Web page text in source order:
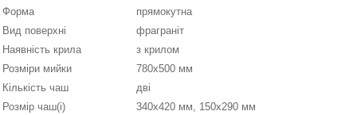
Форма
прямокутна
Вид поверхні
фраграніт
Наявність крила
з крилом
Розміри мийки
780х500 мм
Кількість чаш
дві
Розмір чаш(і)
340x420 мм, 150x290 мм